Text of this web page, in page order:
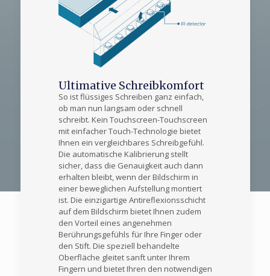
Ultimative Schreibkomfort
So ist flüssiges Schreiben ganz einfach,
ob man nun langsam oder schnell
schreibt. Kein Touchscreen-Touchscreen
mit einfacher Touch-Technologie bietet
Ihnen ein vergleichbares Schreibgefühl.
Die automatische Kalibrierung stellt
sicher, dass die Genauigkeit auch dann
erhalten bleibt, wenn der Bildschirm in
einer beweglichen Aufstellung montiert
ist. Die einzigartige Antireflexionsschicht
auf dem Bildschirm bietet Ihnen zudem
den Vorteil eines angenehmen
Berührungsgefühls für Ihre Finger oder
den Stift. Die speziell behandelte
Oberfläche gleitet sanft unter Ihrem
Fingern und bietet Ihren den notwendigen